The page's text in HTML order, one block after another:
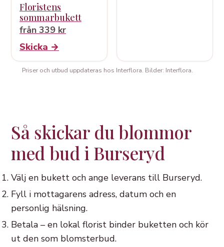
Floristens
sommarbukett
från 339 kr
Skicka →
Priser och utbud uppdateras hos Interflora. Bilder: Interflora.
Så skickar du blommor
med bud i Burseryd
Välj en bukett och ange leverans till Burseryd.
Fyll i mottagarens adress, datum och en
personlig hälsning.
Betala – en lokal florist binder buketten och kör
ut den som blomsterbud.